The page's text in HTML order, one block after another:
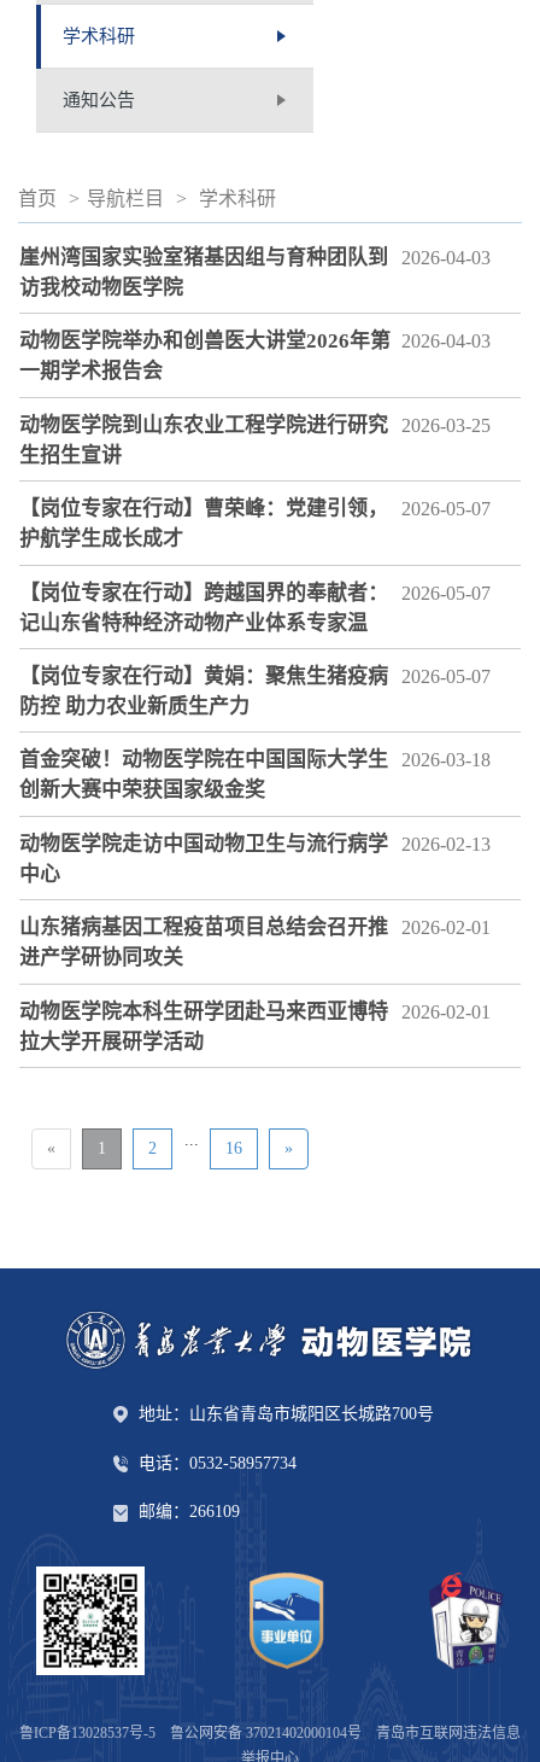
学术科研
通知公告
首页 > 导航栏目 > 学术科研
崖州湾国家实验室猪基因组与育种团队到
访我校动物医学院
2026-04-03
动物医学院举办和创兽医大讲堂2026年第
一期学术报告会
2026-04-03
动物医学院到山东农业工程学院进行研究
生招生宣讲
2026-03-25
【岗位专家在行动】曹荣峰：党建引领，
护航学生成长成才
2026-05-07
【岗位专家在行动】跨越国界的奉献者：
记山东省特种经济动物产业体系专家温
2026-05-07
【岗位专家在行动】黄娟：聚焦生猪疫病
防控 助力农业新质生产力
2026-05-07
首金突破！动物医学院在中国国际大学生
创新大赛中荣获国家级金奖
2026-03-18
动物医学院走访中国动物卫生与流行病学
中心
2026-02-13
山东猪病基因工程疫苗项目总结会召开推
进产学研协同攻关
2026-02-01
动物医学院本科生研学团赴马来西亚博特
拉大学开展研学活动
2026-02-01
« 1 2 16 »
地址：山东省青岛市城阳区长城路700号
电话：0532-58957734
邮编：266109
鲁ICP备13028537号-5 鲁公网安备 37021402000104号
青岛市互联网违法信息
举报中心